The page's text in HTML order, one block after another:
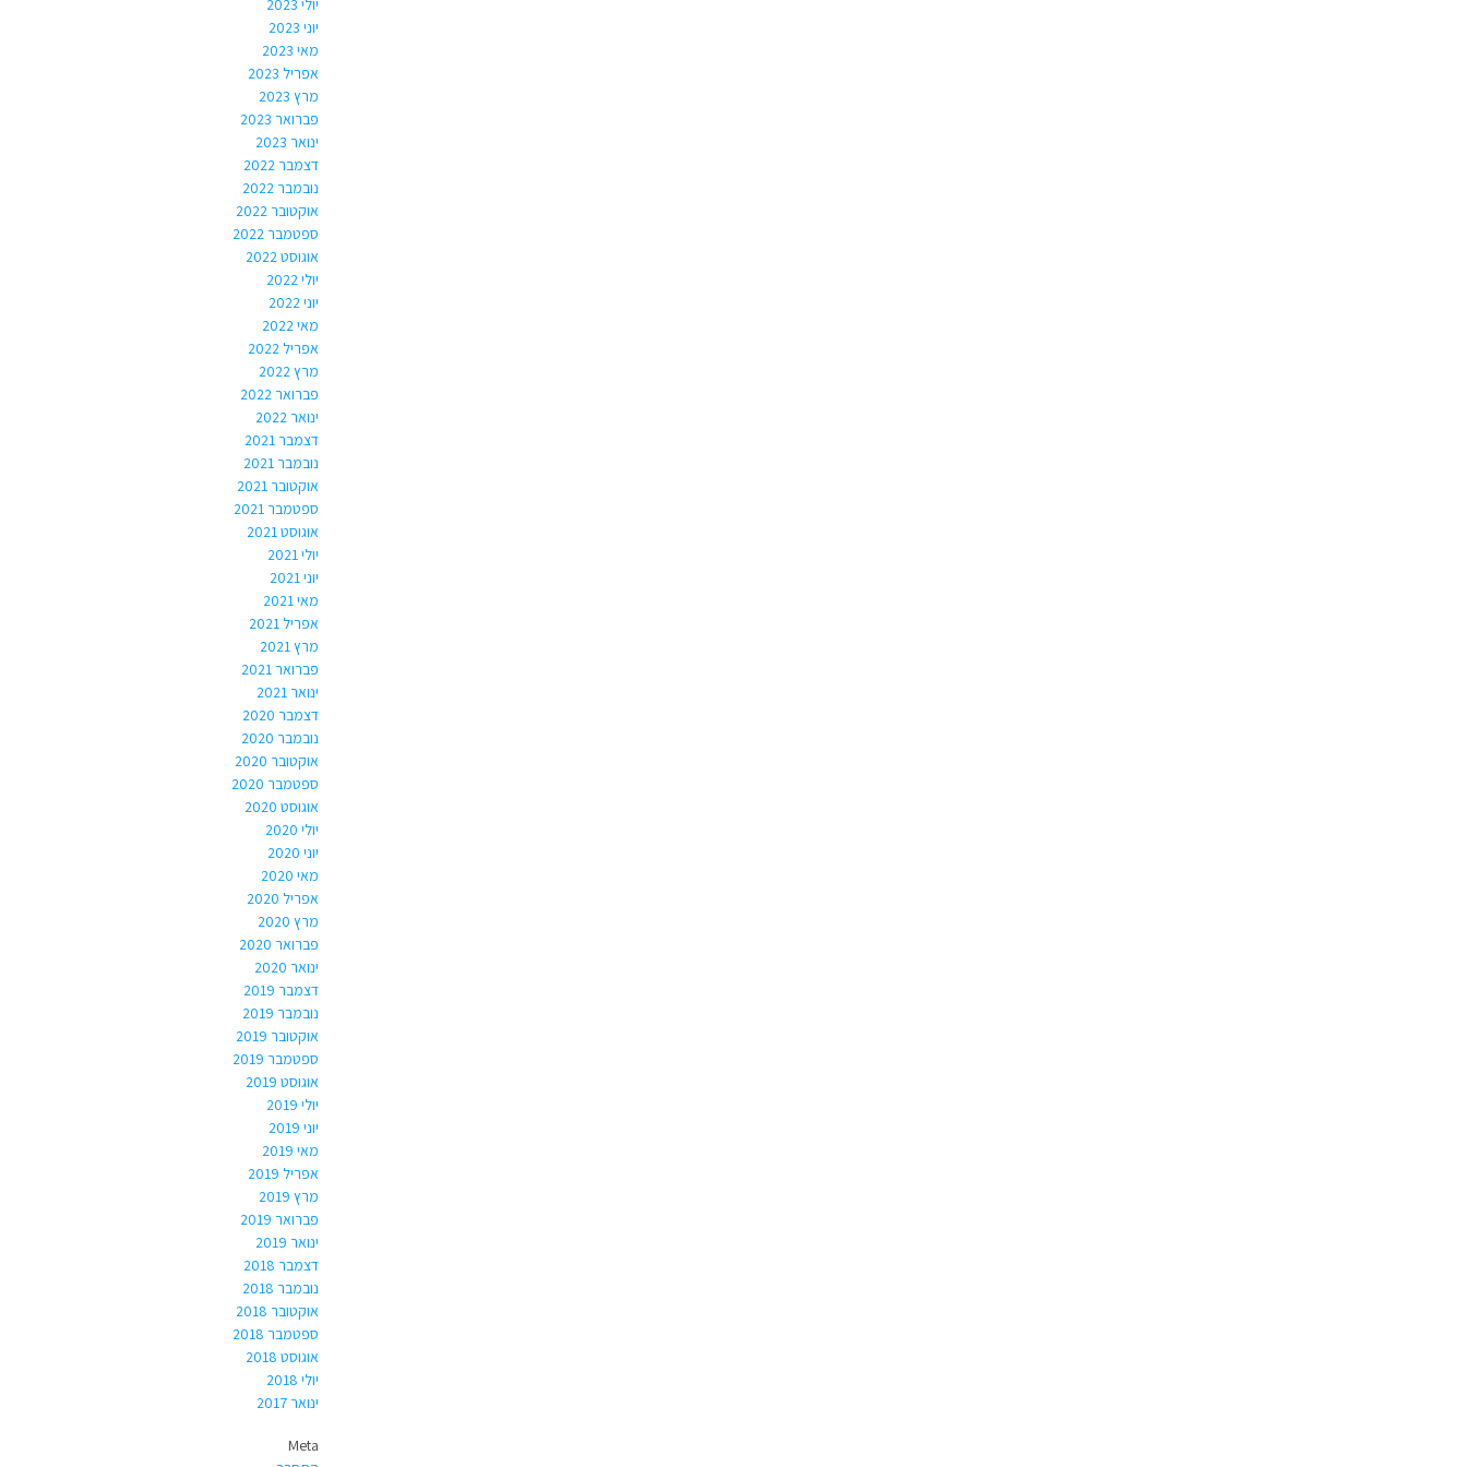
יוני 2023
מאי 2023
אפריל 2023
מרץ 2023
פברואר 2023
ינואר 2023
דצמבר 2022
נובמבר 2022
אוקטובר 2022
ספטמבר 2022
אוגוסט 2022
יולי 2022
יוני 2022
מאי 2022
אפריל 2022
מרץ 2022
פברואר 2022
ינואר 2022
דצמבר 2021
נובמבר 2021
אוקטובר 2021
ספטמבר 2021
אוגוסט 2021
יולי 2021
יוני 2021
מאי 2021
אפריל 2021
מרץ 2021
פברואר 2021
ינואר 2021
דצמבר 2020
נובמבר 2020
אוקטובר 2020
ספטמבר 2020
אוגוסט 2020
יולי 2020
יוני 2020
מאי 2020
אפריל 2020
מרץ 2020
פברואר 2020
ינואר 2020
דצמבר 2019
נובמבר 2019
אוקטובר 2019
ספטמבר 2019
אוגוסט 2019
יולי 2019
יוני 2019
מאי 2019
אפריל 2019
מרץ 2019
פברואר 2019
ינואר 2019
דצמבר 2018
נובמבר 2018
אוקטובר 2018
ספטמבר 2018
אוגוסט 2018
יולי 2018
ינואר 2017
Meta